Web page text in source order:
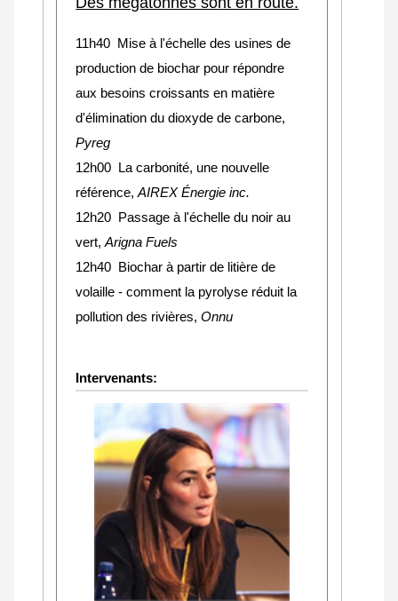
11h40 Mise à l'échelle des usines de
production de biochar pour répondre
aux besoins croissants en matière
d'élimination du dioxyde de carbone,
Pyreg
12h00 La carbonité, une nouvelle
référence,AIREX Énergie inc.
12h20 Passage à l'échelle du noir au
vert,Arigna Fuels
12h40 Biochar à partir de litière de
volaille - comment la pyrolyse réduit la
pollution des rivières,Onnu
Intervenants: